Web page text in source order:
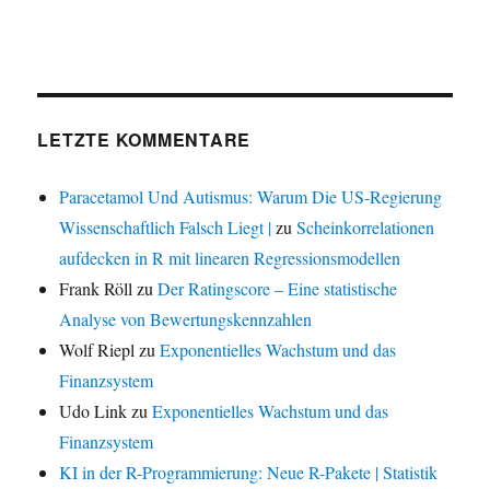
LETZTE KOMMENTARE
Paracetamol Und Autismus: Warum Die US-Regierung
Wissenschaftlich Falsch Liegt |zuScheinkorrelationen
aufdecken in R mit linearen Regressionsmodellen
Frank Röll zuDer Ratingscore – Eine statistische
Analyse von Bewertungskennzahlen
Wolf Riepl zuExponentielles Wachstum und das
Finanzsystem
Udo LinkzuExponentielles Wachstum und das
Finanzsystem
KI in der R-Programmierung: Neue R-Pakete | Statistik